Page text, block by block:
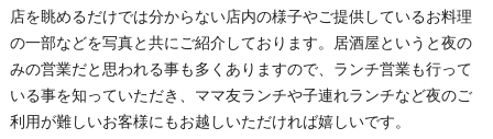
店を眺めるだけでは分からない店内の様子やご提供しているお料理
の一部などを写真と共にご紹介しております。居酒屋というと夜の
みの営業だと思われる事も多くありますので、ランチ営業も行って
いる事を知っていただき、ママ友ランチや子連れランチなど夜のご
利用が難しいお客様にもお越しいただければ嬉しいです。